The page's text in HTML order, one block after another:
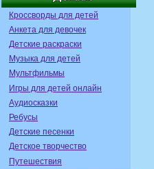
Кроссворды для детей
Анкета для девочек
Детские раскраски
Музыка для детей
Мультфильмы
Игры для детей онлайн
Аудиосказки
Ребусы
Детские песенки
Детское творчество
Путешествия